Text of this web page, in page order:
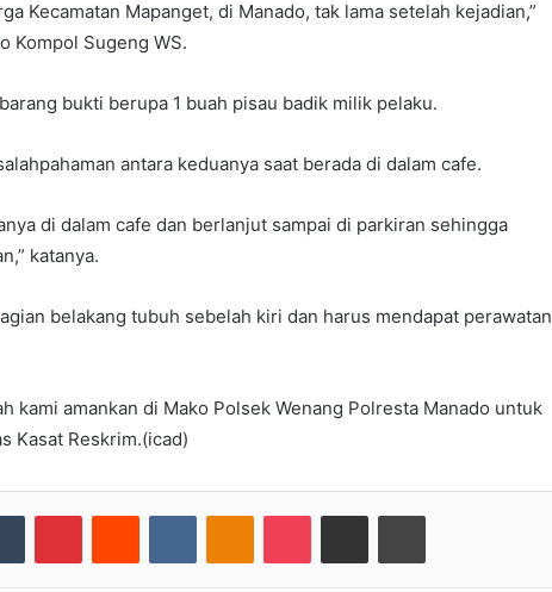
Kecamatan Mapanget, di Manado, tak lama setelah kejadian,”
Kompol Sugeng WS.
bukti berupa 1 buah pisau badik milik pelaku.
antara keduanya saat berada di dalam cafe.
di dalam cafe dan berlanjut sampai di parkiran sehingga
katanya.
belakang tubuh sebelah kiri dan harus mendapat perawatan
kami amankan di Mako Polsek Wenang Polresta Manado untuk
Kasat Reskrim.(icad)
Tumblr PinterestReddit VKontakteOdnoklassniki
Pocket Share via Email Cetak